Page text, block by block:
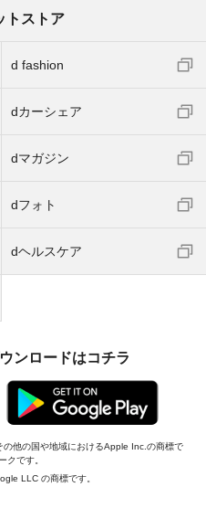
トストア
d fashion
dカーシェア
dマガジン
dフォト
dヘルスケア
ンロードはコチラ
他の国や地域におけるApple Inc.の商標で
クです。
LLC の商標です。